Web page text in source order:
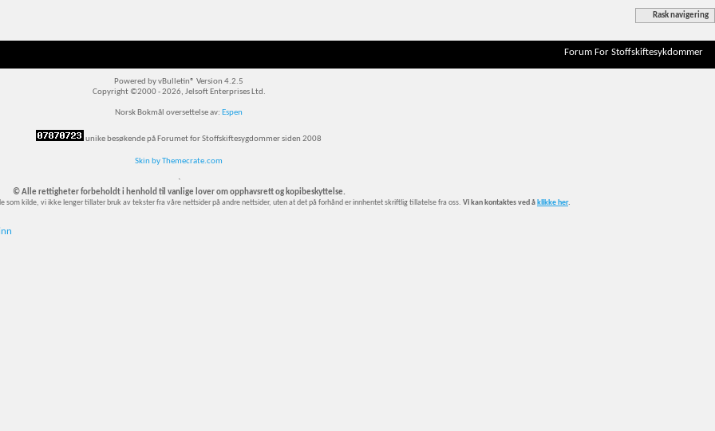
Rask navigering
Forum For Stoffskiftesykdommer
Powered by vBulletin® Version 4.2.5
Copyright ©2000 - 2026, Jelsoft Enterprises Ltd.
Norsk Bokmål oversettelse av: Espen
unike besøkende på Forumet for Stoffskiftesygdommer siden 2008
Skin by Themecrate.com
`
© Alle rettigheter forbeholdt i henhold til vanlige lover om opphavsrett og kopibeskyttelse.
som kilde, vi ikke lenger tillater bruk av tekster fra våre nettsider på andre nettsider, uten at det på forhånd er innhentet skriftlig tillatelse fra oss. Vi kan kontaktes ved å klikke her.